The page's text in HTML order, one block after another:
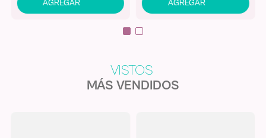
MÁS VENDIDOS